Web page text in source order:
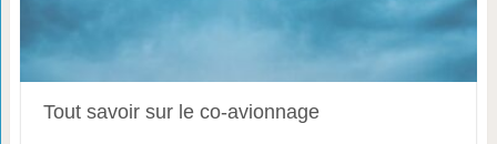
Tout savoir sur le co-avionnage